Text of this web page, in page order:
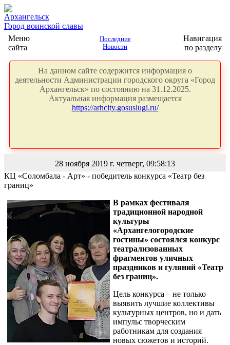
Архангельск
Город воинской славы
Меню
сайта
Последние
Новости
Навигация
по разделу
На данном сайте содержится информация о
деятельности Администрации городского округа «Город
Архангельск» по состоянию на 31.12.2025.
Актуальная информация размещается
https://arhcity.gosuslugi.ru/
28 ноября 2019 г. четверг, 09:58:13
КЦ «Соломбала - Арт» - победитель конкурса «Театр без
границ»
В рамках фестиваля
традиционной народной
культуры
«Архангелогородские
гостины» состоялся конкурс
театрализованных
фрагментов уличных
праздников и гуляний «Театр
без границ».
Цель конкурса – не только
выявить лучшие коллективы
культурных центров, но и дать
импульс творческим
работникам для создания
новых сюжетов и историй.